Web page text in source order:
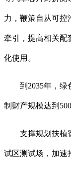
力，鞭策自从可控
牵引，提高相关配
化使用。
到2035年，绿
制财产规模达到
支撑规划扶植智
试区测试场，加速